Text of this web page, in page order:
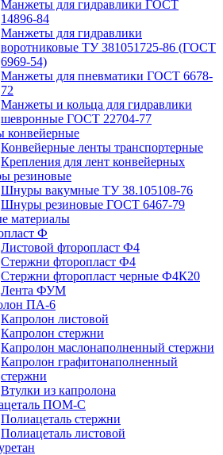
Манжеты для гидравлики ГОСТ
14896-84
Манжеты для гидравлики
воротниковые ТУ 381051725-86 (ГОСТ
6969-54)
Манжеты для пневматики ГОСТ 6678-
72
Манжеты и кольца для гидравлики
шевронные ГОСТ 22704-77
конвейерные
Конвейерные ленты транспортерные
Крепления для лент конвейерных
резиновые
Шнуры вакумные ТУ 38.105108-76
Шнуры резиновые ГОСТ 6467-79
материалы
Ф
Листовой фторопласт Ф4
Стержни фторопласт Ф4
Стержни фторопласт черные Ф4К20
Лента ФУМ
ПА-6
Капролон листовой
Капролон стержни
Капролон маслонаполненный стержни
Капролон графитонаполненный
стержни
Втулки из капролона
ПОМ-С
Полиацеталь стержни
Полиацеталь листовой